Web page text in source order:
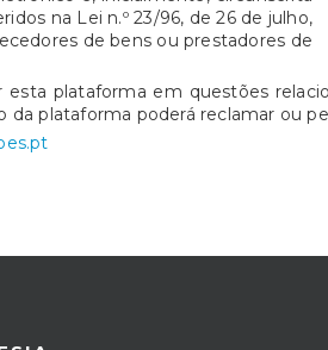
na Lei n.º 23/96, de 26 de julho,
de bens ou prestadores de
plataforma em questões
plataforma poderá reclamar ou